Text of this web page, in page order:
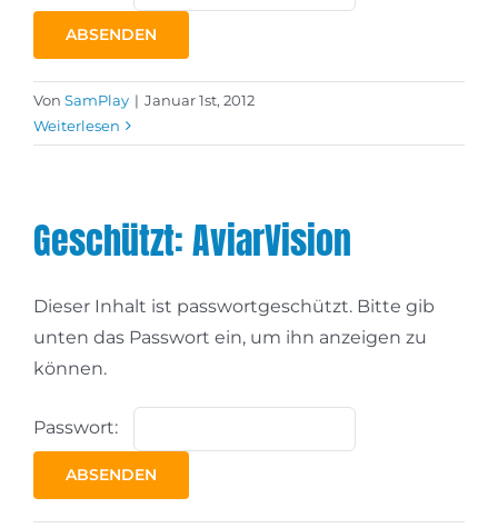
Von SamPlay | Januar 1st, 2012
Weiterlesen
Geschützt: AviarVision
Dieser Inhalt ist passwortgeschützt. Bitte gib
unten das Passwort ein, um ihn anzeigen zu
können.
Passwort: